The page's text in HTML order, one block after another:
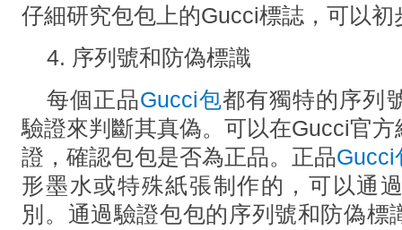
仔細研究包包上的Gucci標誌，可以初
4. 序列號和防偽標識
每個正品Gucci包都有獨特的序列
驗證來判斷其真偽。可以在Gucci官
證，確認包包是否為正品。正品Gucci
形墨水或特殊紙張制作的，可以通
別。通過驗證包包的序列號和防偽標